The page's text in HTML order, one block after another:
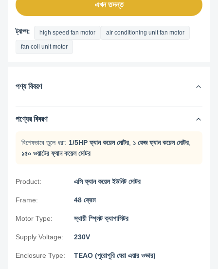
এখন তদন্ত
ট্যাগ্স: high speed fan motor air conditioning unit fan motor
fan coil unit motor
পণ্য বিবরণ
পণ্যের বিবরণ
বিশেষভাবে তুলে ধরা: 1/5HP ফ্যান কয়েল মোটর ১ ফেজ ফ্যান কয়েল মোটর
১৫০ ওয়াটের ফ্যান কয়েল মোটর
Product: এসি ফ্যান কয়েল ইউনিট মোটর
Frame: 48 ফ্রেম
Motor Type: স্থায়ী স্প্লিট ক্যাপাসিটর
Supply Voltage: 230V
Enclosure Type: TEAO (পুরোপুরি ঘেরা এয়ার ওভার)